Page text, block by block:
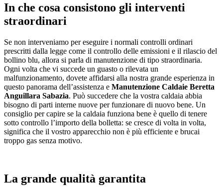
In che cosa consistono gli interventi
straordinari
Se non interveniamo per eseguire i normali controlli ordinari
prescritti dalla legge come il controllo delle emissioni e il rilascio del
bollino blu, allora si parla di manutenzione di tipo straordinaria.
Ogni volta che vi succede un guasto o rilevata un
malfunzionamento, dovete affidarsi alla nostra grande esperienza in
questo panorama dell’assistenza e Manutenzione Caldaie Beretta
Anguillara Sabazia. Può succedere che la vostra caldaia abbia
bisogno di parti interne nuove per funzionare di nuovo bene. Un
consiglio per capire se la caldaia funziona bene è quello di tenere
sotto controllo l’importo della bolletta: se cresce di volta in volta,
significa che il vostro apparecchio non è più efficiente e brucai
troppo gas senza motivo.
La grande qualità garantita